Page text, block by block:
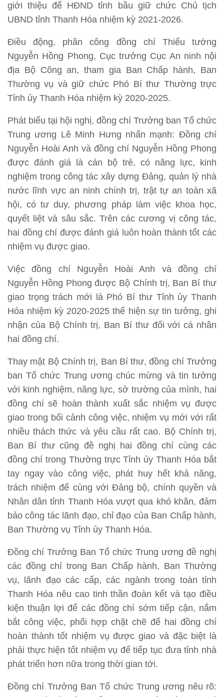
giới thiệu để HĐND tỉnh bầu giữ chức Chủ tịch
UBND tỉnh Thanh Hóa nhiệm kỳ 2021-2026.
Điều động, phân công đồng chí Thiếu tướng
Nguyễn Hồng Phong, Cục trưởng Cục An ninh nội
địa Bộ Công an, tham gia Ban Chấp hành, Ban
Thường vụ và giữ chức Phó Bí thư Thường trực
Tỉnh ủy Thanh Hóa nhiệm kỳ 2020-2025.
Phát biểu tại hội nghị, đồng chí Trưởng ban Tổ chức
Trung ương Lê Minh Hưng nhấn mạnh: Đồng chí
Nguyễn Hoài Anh và đồng chí Nguyễn Hồng Phong
được đánh giá là cán bộ trẻ, có năng lực, kinh
nghiệm trong công tác xây dựng Đảng, quản lý nhà
nước lĩnh vực an ninh chính trị, trật tự an toàn xã
hội, có tư duy, phương pháp làm việc khoa học,
quyết liệt và sâu sắc. Trên các cương vị công tác,
hai đồng chí được đánh giá luôn hoàn thành tốt các
nhiệm vụ được giao.
Việc đồng chí Nguyễn Hoài Anh và đồng chí
Nguyễn Hồng Phong được Bộ Chính trị, Ban Bí thư
giao trọng trách mới là Phó Bí thư Tỉnh ủy Thanh
Hóa nhiệm kỳ 2020-2025 thể hiện sự tin tưởng, ghi
nhận của Bộ Chính trị, Ban Bí thư đối với cá nhân
hai đồng chí.
Thay mặt Bộ Chính trị, Ban Bí thư, đồng chí Trưởng
ban Tổ chức Trung ương chúc mừng và tin tưởng
với kinh nghiệm, năng lực, sở trường của mình, hai
đồng chí sẽ hoàn thành xuất sắc nhiệm vụ được
giao trong bối cảnh công việc, nhiệm vụ mới với rất
nhiều thách thức và yêu cầu rất cao. Bộ Chính trị,
Ban Bí thư cũng đề nghị hai đồng chí cùng các
đồng chí trong Thường trực Tỉnh ủy Thanh Hóa bắt
tay ngay vào công việc, phát huy hết khả năng,
trách nhiệm để cùng với Đảng bộ, chính quyền và
Nhân dân tỉnh Thanh Hóa vượt qua khó khăn, đảm
bảo công tác lãnh đạo, chỉ đạo của Ban Chấp hành,
Ban Thường vụ Tỉnh ủy Thanh Hóa.
Đồng chí Trưởng Ban Tổ chức Trung ương đề nghị
các đồng chí trong Ban Chấp hành, Ban Thường
vụ, lãnh đạo các cấp, các ngành trong toàn tỉnh
Thanh Hóa nêu cao tinh thần đoàn kết và tạo điều
kiện thuận lợi để các đồng chí sớm tiếp cận, nắm
bắt công việc, phối hợp chặt chẽ để hai đồng chí
hoàn thành tốt nhiệm vụ được giao và đặc biệt là
phải thực hiện tốt nhiệm vụ để tiếp tục đưa tỉnh nhà
phát triển hơn nữa trong thời gian tới.
Đồng chí Trưởng Ban Tổ chức Trung ương nêu rõ: